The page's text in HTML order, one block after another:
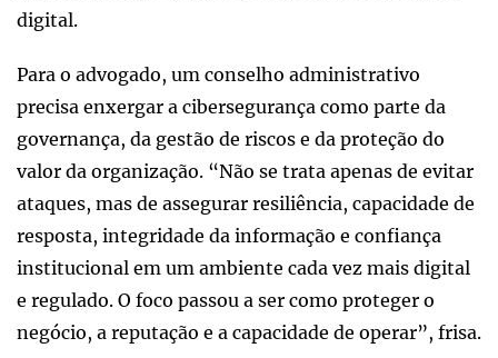
digital.
Para o advogado, um conselho administrativo
precisa enxergar a cibersegurança como parte da
governança, da gestão de riscos e da proteção do
valor da organização. “Não se trata apenas de evitar
ataques, mas de assegurar resiliência, capacidade de
resposta, integridade da informação e confiança
institucional em um ambiente cada vez mais digital
e regulado. O foco passou a ser como proteger o
negócio, a reputação e a capacidade de operar”, frisa.